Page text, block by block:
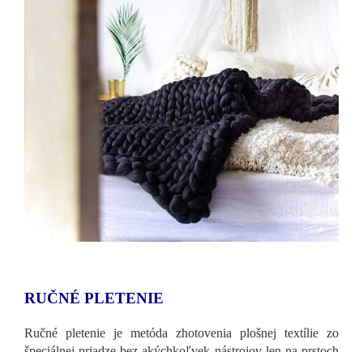
RUČNÉ PLETENIE
Ručné pletenie je metóda zhotovenia plošnej textílie zo